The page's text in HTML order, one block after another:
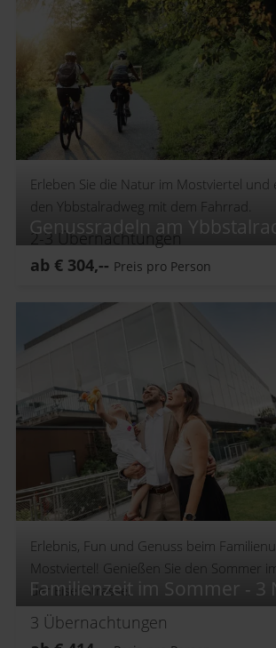
Genussradeln am
Erleben Sie die Natur im Mostviertel und
den Ybbstalradweg mit dem Fahrrad.
2-3Übernachtungen
ab € 304,-- Preis pro Person
Familienzeit im Sommer - 3
Erlebnis, Fun und Genuss beim
Mostviertel! Genießen Sie den Sommer
der Eisenstrasse.
3 Übernachtungen